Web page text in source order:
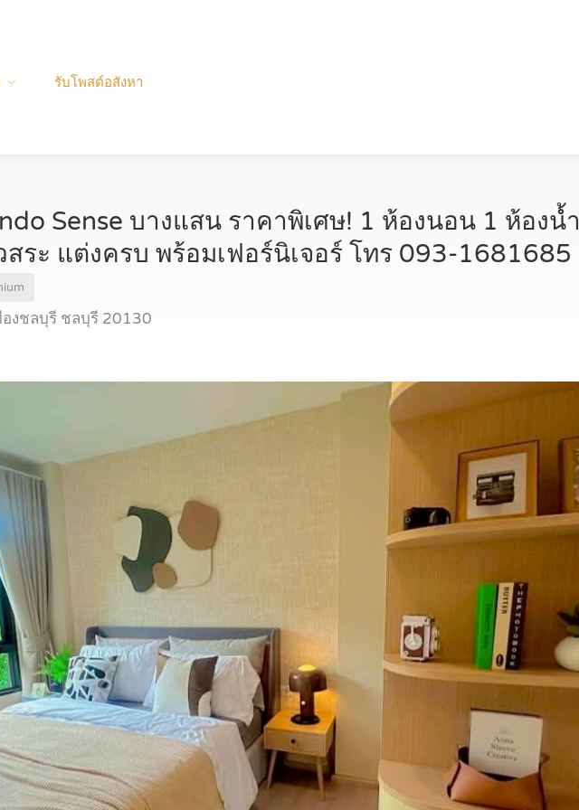
รับโพสต์อสังหา
Sense บางแสน ราคาพิเศษ! 1 ห้องนอน 1 ห้องน้ำ
ระ แต่งครบ พร้อมเฟอร์นิเจอร์ โทร 093-1681685
งชลบุรี ชลบุรี 20130